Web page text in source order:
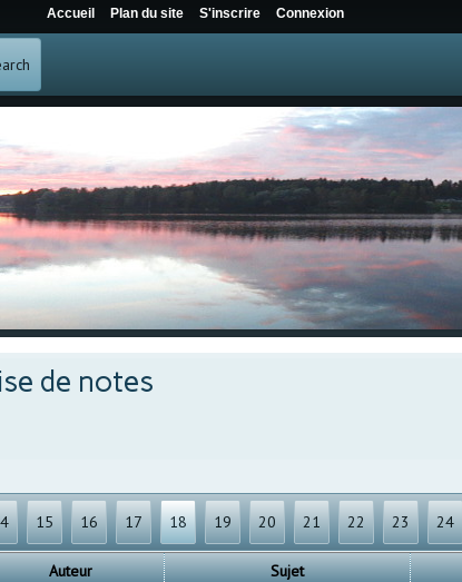
de notes
15 16 17 18 19 20 21 22 23 24
Auteur Sujet
Accueil Plan du site S'inscrire Connexion